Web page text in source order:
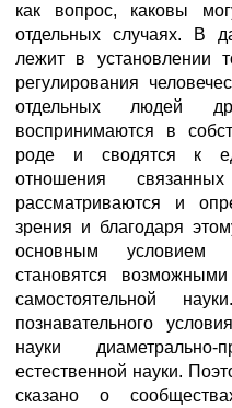
как вопрос, каковы
отдельных случаях. В
лежит в установлении
регулирования
отдельных людей
воспринимаются в
роде и сводятся к
отношения
рассматриваются и
зрения и благодаря
основным условием
становятся
самостоятельной
познавательного
науки диаметрально-
естественной науки.
сказано о